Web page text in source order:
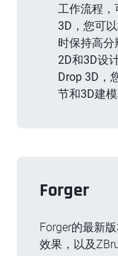
工作流程，
3D，您可
时保持高分
2D和3D设
Drop 3D，
节和3D建
Forger
Forger的最新
效果，以及